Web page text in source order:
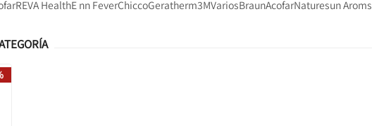
REVA HealthE nn FeverChiccoGeratherm3MVariosBraunAcofarNaturesun Aroms